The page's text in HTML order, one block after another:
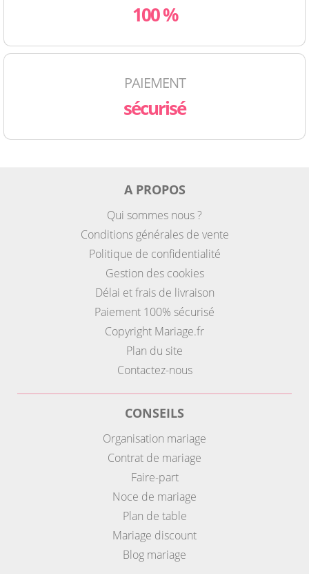
100 %
PAIEMENT
sécurisé
A PROPOS
Qui sommes nous ?
Conditions générales de vente
Politique de confidentialité
Gestion des cookies
Délai et frais de livraison
Paiement 100% sécurisé
Copyright Mariage.fr
Plan du site
Contactez-nous
CONSEILS
Organisation mariage
Contrat de mariage
Faire-part
Noce de mariage
Plan de table
Mariage discount
Blog mariage